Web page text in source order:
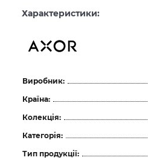
Характеристики:
Виробник:
Країна:
Колекція:
Категорія:
Тип продукції: